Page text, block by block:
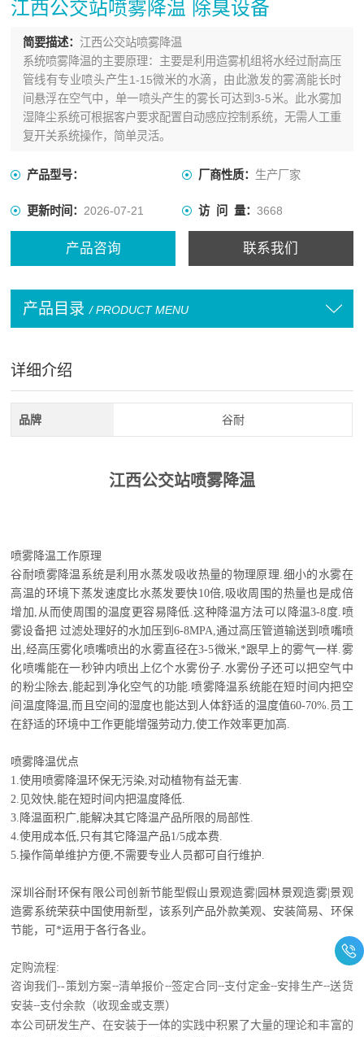
江西公交站喷雾降温 除臭设备
简要描述： 江西公交站喷雾降温
系统喷雾降温的主要原理：主要是利用造雾机组将水经过耐高压
管线有专业喷头产生1-15微米的水滴，由此激发的雾滴能长时
间悬浮在空气中，单一喷头产生的雾长可达到3-5米。此水雾加
湿降尘系统可根据客户要求配置自动感应控制系统，无需人工重
复开关系统操作，简单灵活。
产品型号： 厂商性质： 生产厂家
更新时间：2026-07-21 访 问 量： 3668
产品咨询 联系我们
产品目录 / PRODUCT MENU
详细介绍
品牌 谷耐
江西公交站喷雾降温
喷雾降温工作原理
谷耐喷雾降温系统是利用水蒸发吸收热量的物理原理.细小的水雾在
高温的环境下蒸发速度比水蒸发要快10倍,吸收周围的热量也是成倍
增加,从而使周围的温度更容易降低.这种降温方法可以降温3-8度.喷
雾设备把 过滤处理好的水加压到6-8MPA,通过高压管道输送到喷嘴喷
出,经高压雾化喷嘴喷出的水雾直径在3-5微米,*跟早上的雾气一样.雾
化喷嘴能在一秒钟内喷出上亿个水雾份子.水雾份子还可以把空气中
的粉尘除去,能起到净化空气的功能.喷雾降温系统能在短时间内把空
间温度降温,而且空间的湿度也能达到人体舒适的温度值60-70%.员工
在舒适的环境中工作更能增强劳动力,使工作效率更加高.
喷雾降温优点
1.使用喷雾降温环保无污染,对动植物有益无害.
2.见效快,能在短时间内把温度降低.
3.降温面积广,能解决其它降温产品所限的局部性.
4.使用成本低,只有其它降温产品1/5成本费.
5.操作简单维护方便,不需要专业人员都可自行维护.
深圳谷耐环保有限公司创新节能型假山景观造雾|园林景观造雾|景观
造雾系统荣获中国使用新型，该系列产品外款美观、安装简易、环保
节能，可*运用于各行各业。
定购流程:
咨询我们--策划方案--清单报价--签定合同 --支付定金--安排生产--送货
安装--支付余款（收现金或支票）
本公司研发生产、在安装于一体的实践中积累了大量的理论和丰富的